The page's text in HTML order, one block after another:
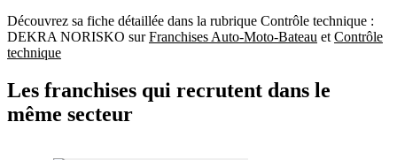
Découvrez sa fiche détaillée dans la rubrique Contrôle technique :
DEKRA NORISKO surFranchises Auto-Moto-Bateau et Contrôle
technique
Les franchises qui recrutent dans le
même secteur